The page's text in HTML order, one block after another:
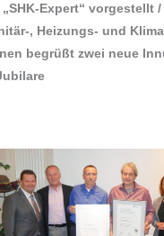
Expert“ vorgestellt /
, Heizungs- und
begrüßt zwei neue